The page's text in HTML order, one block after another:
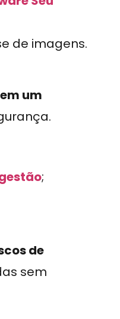
de imagens.
um
;
de
sem